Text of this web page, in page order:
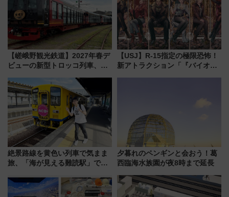
【嵯峨野観光鉄道】2027年春デ
ビューの新型トロッコ列車、い
は2026年で引退
【USJ】R-15指定の極限恐怖！
新アトラクション「『バイオハ
絶景路線を黄色い列車で気まま
旅、「海が見える難読駅」で幸
「新・鉄道ひとり旅」279回目
の舞台は「島原鉄道」
夕暮れのペンギンと会おう！葛
西臨海水族園が夜8時まで延長